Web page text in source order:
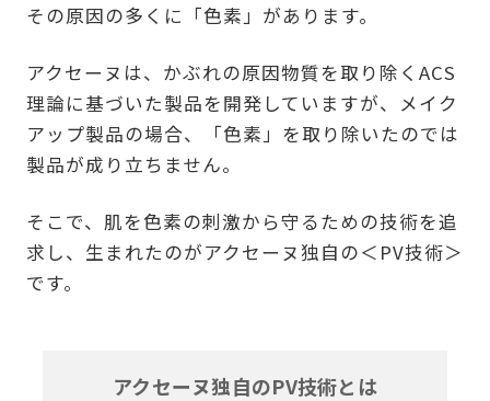
その原因の多くに「色素」があります。
アクセーヌは、かぶれの原因物質を取り除くACS
理論に基づいた製品を開発していますが、メイク
アップ製品の場合、「色素」を取り除いたのでは
製品が成り立ちません。
そこで、肌を色素の刺激から守るための技術を追
求し、生まれたのがアクセーヌ独自の＜PV技術＞
です。
アクセーヌ独自のPV技術とは